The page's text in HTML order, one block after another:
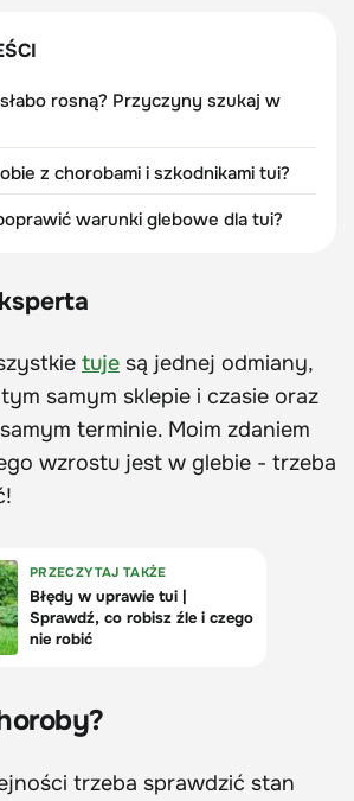
rosną? Przyczyny szukaj w
z chorobami i szkodnikami tui?
warunki glebowe dla tui?
tuje są jednej odmiany,
samym sklepie i czasie oraz
terminie. Moim zdaniem
wzrostu jest w glebie - trzeba
trzeba sprawdzić stan